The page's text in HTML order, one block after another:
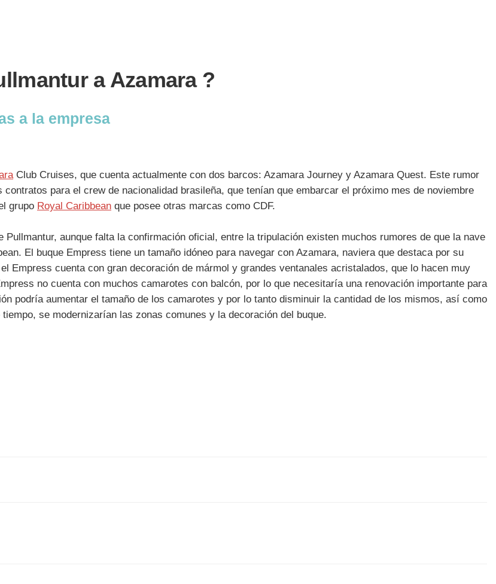
a Azamara ?
a la empresa
Club Cruises, que cuenta actualmente con dos barcos: Azamara Journey y Azamara Quest. Este rumor
para el crew de nacionalidad brasileña, que tenían que embarcar el próximo mes de noviembre
grupo Royal Caribbean que posee otras marcas como CDF.
aunque falta la confirmación oficial, entre la tripulación existen muchos rumores de que la nave
El buque Empress tiene un tamaño idóneo para navegar con Azamara, naviera que destaca por su
Empress cuenta con gran decoración de mármol y grandes ventanales acristalados, que lo hacen muy
no cuenta con muchos camarotes con balcón, por lo que necesitaría una renovación importante para
podría aumentar el tamaño de los camarotes y por lo tanto disminuir la cantidad de los mismos, así como
se modernizarían las zonas comunes y la decoración del buque.